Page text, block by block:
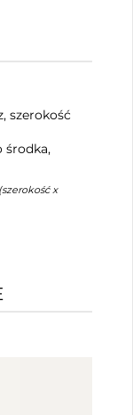
szerokość
środka,
x